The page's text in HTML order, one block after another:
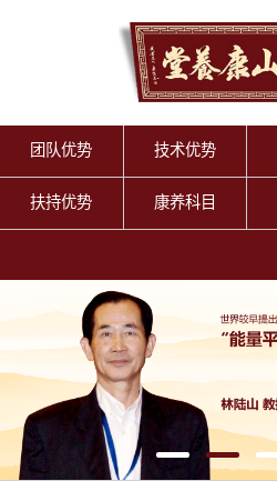
团队优势 技术优势
扶持优势 康养科目